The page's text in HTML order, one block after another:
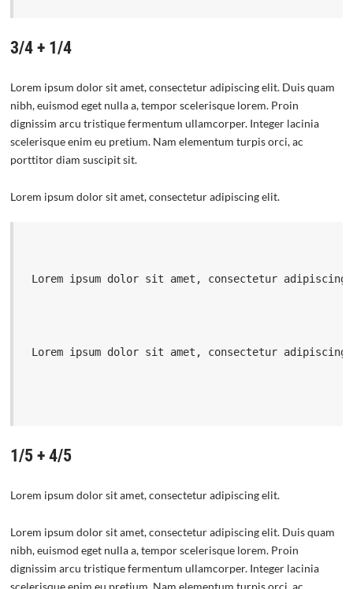
3/4 + 1/4
Lorem ipsum dolor sit amet, consectetur adipiscing elit. Duis quam
nibh, euismod eget nulla a, tempor scelerisque lorem. Proin
dignissim arcu tristique fermentum ullamcorper. Integer lacinia
scelerisque enim eu pretium. Nam elementum turpis orci, ac
porttitor diam suscipit sit.
Lorem ipsum dolor sit amet, consectetur adipiscing elit.
Lorem ipsum dolor sit amet, consectetur
Lorem ipsum dolor sit amet, consectetur
1/5 + 4/5
Lorem ipsum dolor sit amet, consectetur adipiscing elit.
Lorem ipsum dolor sit amet, consectetur adipiscing elit. Duis quam
nibh, euismod eget nulla a, tempor scelerisque lorem. Proin
dignissim arcu tristique fermentum ullamcorper. Integer lacinia
scelerisque enim eu pretium. Nam elementum turpis orci, ac